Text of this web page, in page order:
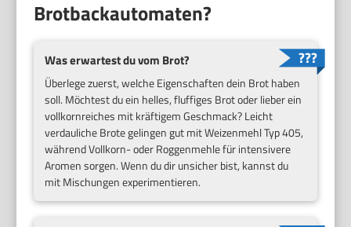
Brotbackautomaten?
Was erwartest du vom Brot?
Überlege zuerst, welche Eigenschaften dein Brot haben
soll. Möchtest du ein helles, fluffiges Brot oder lieber ein
vollkornreiches mit kräftigem Geschmack? Leicht
verdauliche Brote gelingen gut mit Weizenmehl Typ 405,
während Vollkorn- oder Roggenmehle für intensivere
Aromen sorgen. Wenn du dir unsicher bist, kannst du
mit Mischungen experimentieren.